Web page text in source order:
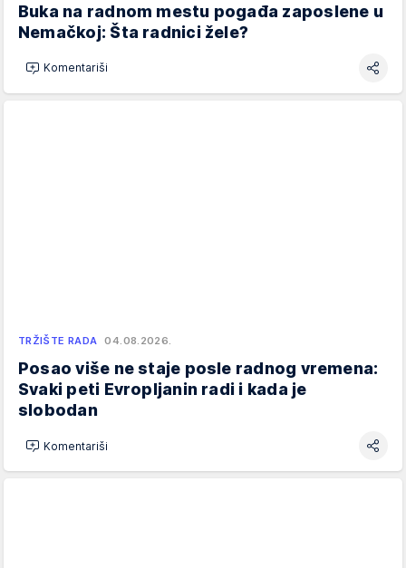
Buka na radnom mestu pogađa zaposlene u
Nemačkoj: Šta radnici žele?
Komentariši
TRŽIŠTE RADA 04.08.2026.
Posao više ne staje posle radnog vremena:
Svaki peti Evropljanin radi i kada je
slobodan
Komentariši